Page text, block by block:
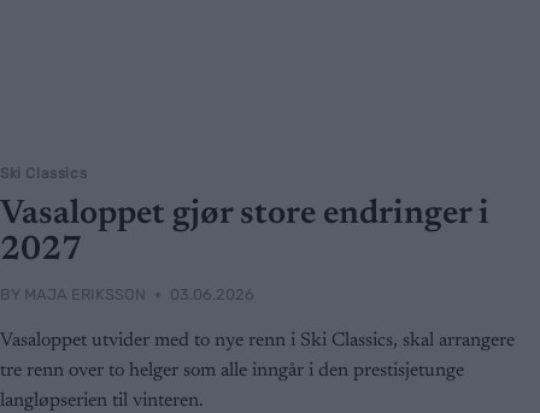
Ski Classics
Vasaloppet gjør store endringer i
2027
BY MAJA ERIKSSON 03.06.2026
Vasaloppet utvider med to nye renn i Ski Classics, skal arrangere
tre renn over to helger som alle inngår i den prestisjetunge
langløpserien til vinteren.